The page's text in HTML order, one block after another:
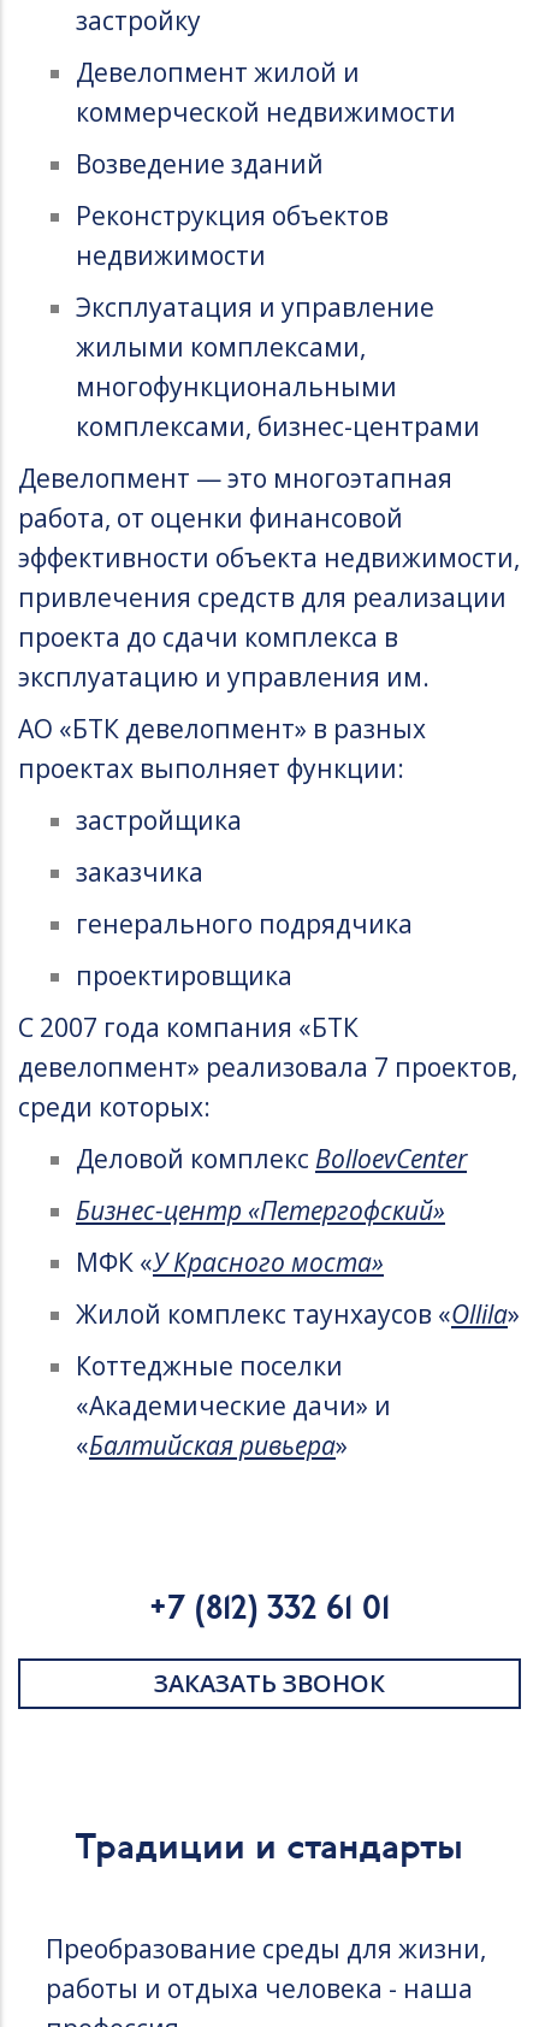
застройку
Девелопмент жилой и
коммерческой недвижимости
Возведение зданий
Реконструкция объектов
недвижимости
Эксплуатация и управление
жилыми комплексами,
многофункциональными
комплексами, бизнес-центрами
Девелопмент — это многоэтапная
работа, от оценки финансовой
эффективности объекта недвижимости,
привлечения средств для реализации
проекта до сдачи комплекса в
эксплуатацию и управления им.
АО «БТК девелопмент» в разных
проектах выполняет функции:
застройщика
заказчика
генерального подрядчика
проектировщика
С 2007 года компания «БТК
девелопмент» реализовала 7 проектов,
среди которых:
Деловой комплекс BolloevCenter
Бизнес-центр «Петергофский»
МФК «У Красного моста»
Жилой комплекс таунхаусов «Ollila»
Коттеджные поселки
«Академические дачи» и
«Балтийская ривьера»
+7 (812) 332 61 01
ЗАКАЗАТЬ ЗВОНОК
Традиции и стандарты
Преобразование среды для жизни,
работы и отдыха человека - наша